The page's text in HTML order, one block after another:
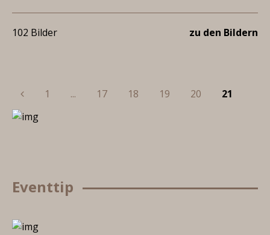
102 Bilder zu den Bildern
Previous
1 ... 17 18 19 20 21
Eventtip